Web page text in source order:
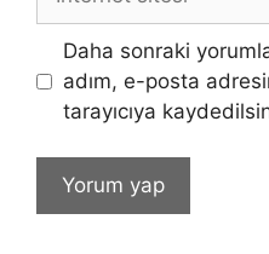
sitesi
Daha sonraki
adım, e-posta
tarayıcıya